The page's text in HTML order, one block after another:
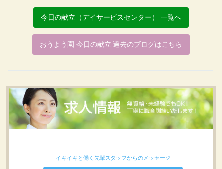
今日の献立（デイサービスセンター） 一覧へ
おうよう園 今日の献立 過去のブログはこちら
イキイキと働く先輩スタッフからのメッセージ